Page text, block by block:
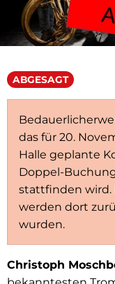
ABGESAGT
das für 20.
Halle geplante
Doppel-
stattfinden wird.
werden dort
wurden.
Christoph